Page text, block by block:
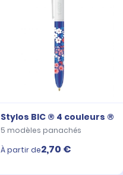
Stylos BIC ® 4 couleurs ®
5 modèles panachés
À partir de2,70 €